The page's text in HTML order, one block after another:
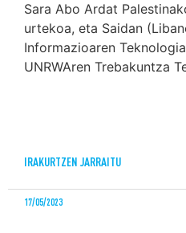
Sara Abo Ardat
urtekoa, eta Saidan
Informazioaren
UNRWAren Trebakuntza
IRAKURTZEN JARRAITU
17/05/2023